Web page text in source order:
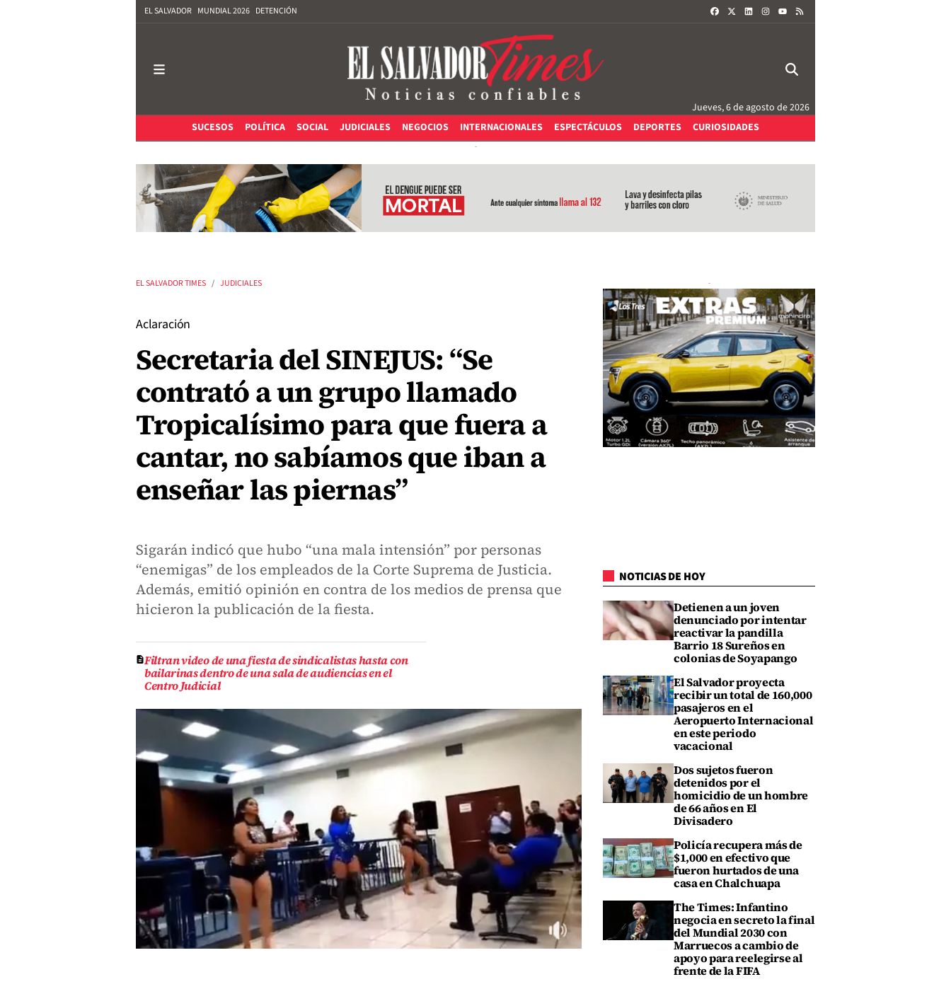
EL SALVADOR MUNDIAL 2026 DETENCIÓN FACEBOOKLINKEDININSTAGRAM
Jueves, 6 de agosto de 2026
SUCESOS
POLÍTICA SOCIAL JUDICIALES NEGOCIOS INTERNACIONALES ESPECTÁCULOS DEPORTES CURIOSIDADES
EL SALVADOR TIMES JUDICIALES
Aclaración
Secretaria del SINEJUS: “Se
contrató a un grupo llamado
Tropicalísimo para que fuera a
cantar, no sabíamos que iban a
enseñar las piernas”
Sigarán indicó que hubo “una mala intensión” por personas
“enemigas” de los empleados de la Corte Suprema de Justicia.
Además, emitió opinión en contra de los medios de prensa que
hicieron la publicación de la fiesta.
Filtran video de una fiesta de sindicalistas hasta con
bailarinas dentro de una sala de audiencias en el
Centro Judicial
NOTICIAS DE HOY
Detienen a un joven
denunciado por intentar
reactivar la pandilla
Barrio 18 Sureños en
colonias de Soyapango
El Salvador proyecta
recibir un total de 160,000
pasajeros en el
Aeropuerto Internacional
en este periodo
vacacional
Dos sujetos fueron
detenidos por el
homicidio de un hombre
de 66 años en El
Divisadero
Policía recupera más de
$1,000 en efectivo que
fueron hurtados de una
casa en Chalchuapa
The Times: Infantino
negocia en secreto la final
del Mundial 2030 con
Marruecos a cambio de
apoyo para reelegirse al
frente de la FIFA